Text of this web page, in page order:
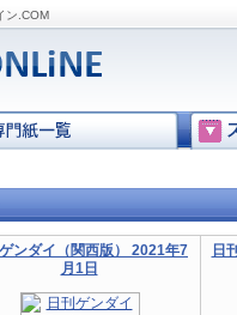
ン.COM
ンダイ（関西版） 2021年7
月1日
日